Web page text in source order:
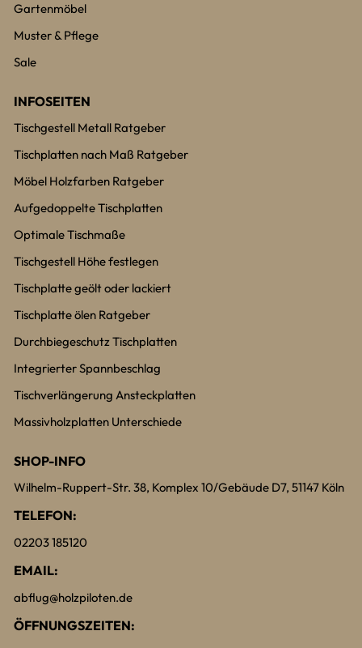
Gartenmöbel
Muster & Pflege
Sale
INFOSEITEN
Tischgestell Metall Ratgeber
Tischplatten nach Maß Ratgeber
Möbel Holzfarben Ratgeber
Aufgedoppelte Tischplatten
Optimale Tischmaße
Tischgestell Höhe festlegen
Tischplatte geölt oder lackiert
Tischplatte ölen Ratgeber
Durchbiegeschutz Tischplatten
Integrierter Spannbeschlag
Tischverlängerung Ansteckplatten
Massivholzplatten Unterschiede
SHOP-INFO
Wilhelm-Ruppert-Str. 38, Komplex 10/Gebäude D7, 51147 Köln
TELEFON:
02203 185120
EMAIL:
abflug@holzpiloten.de
ÖFFNUNGSZEITEN: